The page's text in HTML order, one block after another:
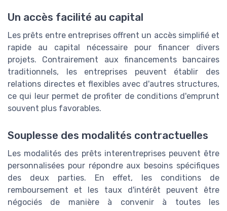
Un accès facilité au capital
Les prêts entre entreprises offrent un accès simplifié et
rapide au capital nécessaire pour financer divers
projets. Contrairement aux financements bancaires
traditionnels, les entreprises peuvent établir des
relations directes et flexibles avec d'autres structures,
ce qui leur permet de profiter de conditions d'emprunt
souvent plus favorables.
Souplesse des modalités contractuelles
Les modalités des prêts interentreprises peuvent être
personnalisées pour répondre aux besoins spécifiques
des deux parties. En effet, les conditions de
remboursement et les taux d'intérêt peuvent être
négociés de manière à convenir à toutes les